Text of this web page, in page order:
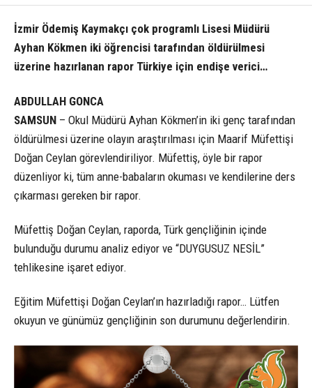
İzmir Ödemiş Kaymakçı çok programlı Lisesi Müdürü
Ayhan Kökmen iki öğrencisi tarafından öldürülmesi
üzerine hazırlanan rapor Türkiye için endişe verici…
ABDULLAH GONCA
SAMSUN – Okul Müdürü Ayhan Kökmen’in iki genç tarafından
öldürülmesi üzerine olayın araştırılması için Maarif Müfettişi
Doğan Ceylan görevlendiriliyor. Müfettiş, öyle bir rapor
düzenliyor ki, tüm anne-babaların okuması ve kendilerine ders
çıkarması gereken bir rapor.
Müfettiş Doğan Ceylan, raporda, Türk gençliğinin içinde
bulunduğu durumu analiz ediyor ve “DUYGUSUZ NESİL”
tehlikesine işaret ediyor.
Eğitim Müfettişi Doğan Ceylan’ın hazırladığı rapor… Lütfen
okuyun ve günümüz gençliğinin son durumunu değerlendirin.